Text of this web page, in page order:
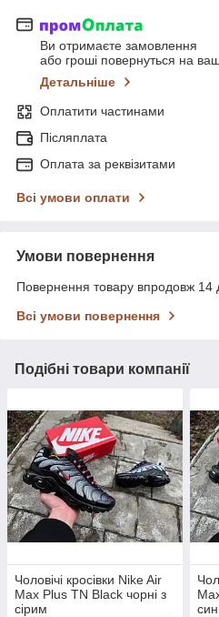
Ви отримаєте замовлення
або гроші повернуться на
Детальніше
Оплатити частинами
Післяплата
Оплата за реквізитами
Всі умови оплати
Умови повернення
Повернення товару впродовж 14
Всі умови повернення
Подібні товари компанії
Чоловічі кросівки Nike Air
Max Plus TN Black чорні з
сірим